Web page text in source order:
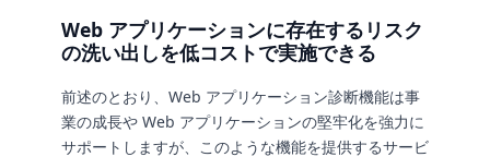
Web アプリケーションに存在するリスク
の洗い出しを低コストで実施できる
前述のとおり、Web アプリケーション診断機能は事
業の成長や Web アプリケーションの堅牢化を強力に
サポートしますが、このような機能を提供するサービ